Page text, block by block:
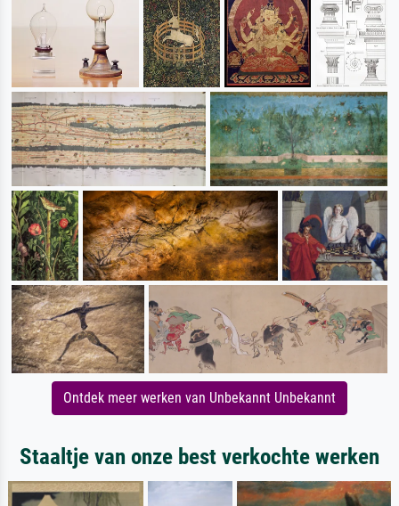
Ontdek meer werken van Unbekannt Unbekannt
Staaltje van onze best verkochte werken